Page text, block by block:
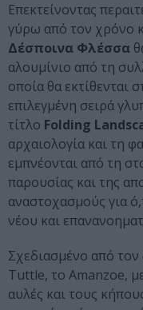
Επεκτείνοντας
γύρω από τον χρόνο
Δέσποινα Φλέσσα
αλουμίνιο από τη
οποία θα εκτίθενται
επιλεγμένη σειρά
τίτλο Folding
αρχαιολογία και τη
εμπνέονται από τη
παρουσίας και της
αναστοχασμούς για
νέου και
Σχεδιασμένο από τον
Tuttle, το Amanzoe,
αυλές και τους